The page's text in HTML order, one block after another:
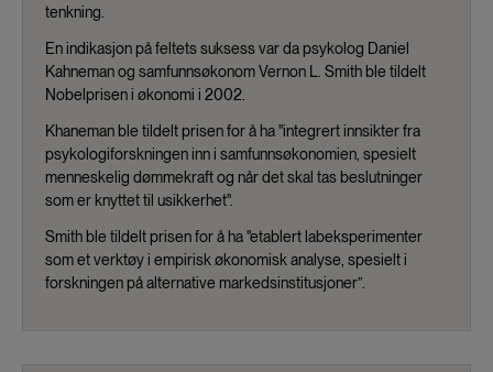
tenkning.
En indikasjon på feltets suksess var da psykolog Daniel
Kahneman og samfunnsøkonom Vernon L. Smith ble tildelt
Nobelprisen i økonomi i 2002.
Khaneman ble tildelt prisen for å ha "integrert innsikter fra
psykologiforskningen inn i samfunnsøkonomien, spesielt
menneskelig dømmekraft og når det skal tas beslutninger
som er knyttet til usikkerhet".
Smith ble tildelt prisen for å ha "etablert labeksperimenter
som et verktøy i empirisk økonomisk analyse, spesielt i
forskningen på alternative markedsinstitusjoner”.